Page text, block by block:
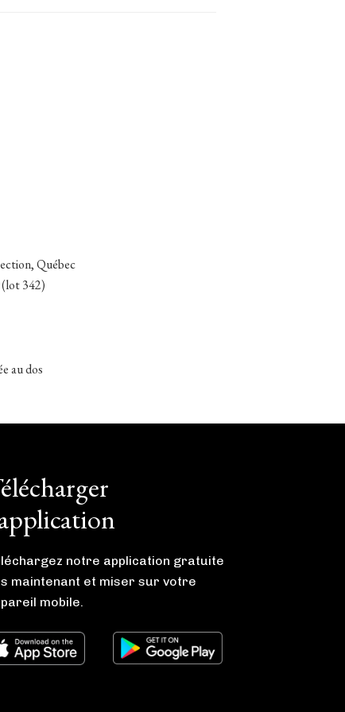
Québec
342)
au dos
notre application gratuite
maintenant et miser sur votre
mobile.